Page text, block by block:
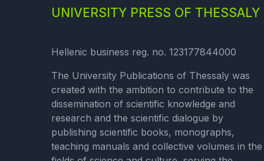
UNIVERSITY PRESS OF THESSALY
Hellenic business reg. no. 123177844000
The University Publications of Thessaly was
created with the ambition to contribute to the
dissemination of scientific knowledge and
research and the scientific dialogue by
publishing scientific books, monographs,
teaching manuals and collective volumes in the